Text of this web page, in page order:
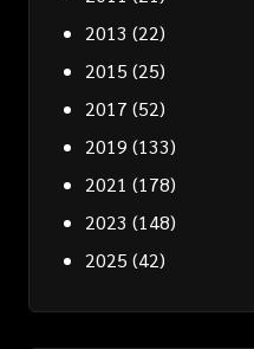
2013 (22)
2015 (25)
2017 (52)
2019 (133)
2021 (178)
2023 (148)
2025 (42)